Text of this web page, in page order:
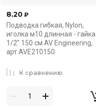
8.20 ₽
Подводка гибкая, Nylon,
иголка м10 длинная - гайка
1/2" 150 см AV Engineering,
арт.AVE210150
К сравнению